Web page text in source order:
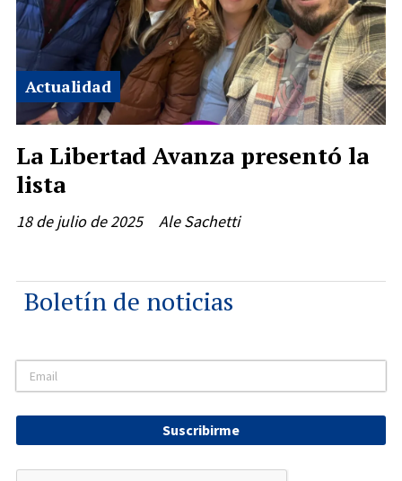
La Libertad Avanza presentó la
lista
Ale Sachetti
Actualidad
18 de julio de 2025
Boletín de noticias
Suscribirme